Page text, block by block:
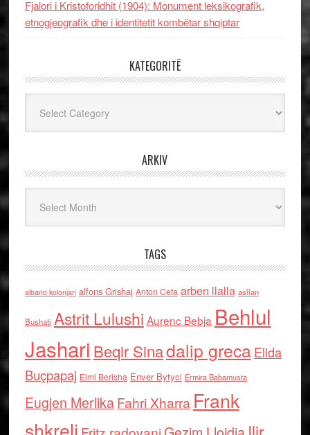
Fjalori i Kristoforidhit (1904): Monument leksikografik,
etnogjeografik dhe i identitetit kombëtar shqiptar
KATEGORITË
ARKIV
TAGS
albano kolonjari alfons Grishaj Anton Cefa arben llalla asllan
Bushati Astrit Lulushi Aurenc Bebja Behlul
Jashari Beqir Sinadalip grecaElida
Buçpapaj Elmi Berisha Enver Bytyci Ermira Babamusta
Eugjen MerlikaFahri Xharra Frank